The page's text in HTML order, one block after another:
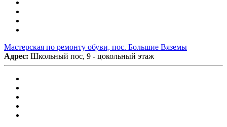
Мастерская по ремонту обуви, пос. Большие Вяземы
Адрес: Школьный пос, 9 - цокольный этаж